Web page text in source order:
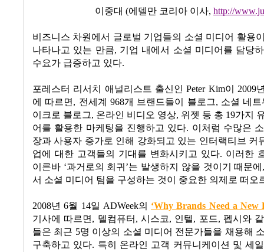
이중대 (에델만 코리아 이사, http://
비즈니스 차원에서 글로벌 기업들의 소셜 미디어 활용
나타나고 있는 만큼, 기업 내에서 소셜 미디어를 담당
수요가 급증하고 있다.
포레스터 리서치 애널리스트 출신인 Peter Kim이 2009
에 따르면, 전세계 968개 브랜드들이 블로그, 소셜 네
이크로 블로그, 온라인 비디오 영상, 위젯 등 총 19가지
어를 활용한 마케팅을 진행하고 있다. 이처럼 수많은
장과 사용자 증가로 인해 강화되고 있는 인터랙티브 커
업에 대한 고객들의 기대를 변화시키고 있다. 이러한
이른바 ‘과거로의 회귀 ’는 발생하지 않을 것이기 때문에
서 소셜 미디어 팀을 구성하는 것이 중요한 의제로 떠오
2008년6월 14일 ADWeek의 ‘Why Brands Need a New
기사에 따르면, 델컴퓨터 ,시스코, 인텔, 포드,펩시와
들은 최근 5명 이상의 소셜 미디어 전문가들을 채용해
구축하고 있다. 특히 온라인 고객 커뮤니케이션 및 세